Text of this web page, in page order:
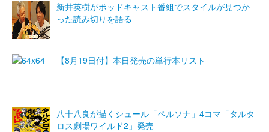
新井英樹がポッドキャスト番組でスタイルが見つか
った読み切りを語る
【8月19日付】本日発売の単行本リスト
八十八良が描くシュール「ペルソナ」4コマ「タルタ
ロス劇場ワイルド2」発売